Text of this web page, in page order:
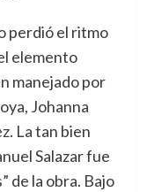
perdió el ritmo
elemento
manejado por
Johanna
La tan bien
Salazar fue
de la obra. Bajo